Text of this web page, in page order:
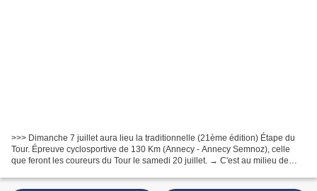
>>> Dimanche 7 juillet aura lieu la traditionnelle (21ème édition) Étape du
Tour. Épreuve cyclosportive de 130 Km (Annecy - Annecy Semnoz), celle
que feront les coureurs du Tour le samedi 20 juillet. → C'est au milieu de